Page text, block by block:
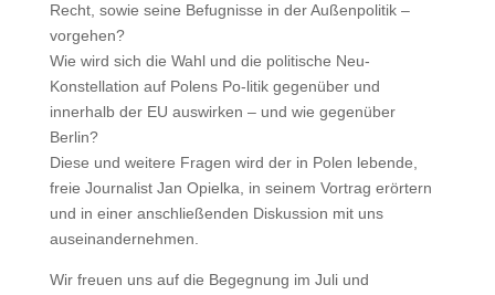
Recht, sowie seine Befugnisse in der Außenpolitik –
vorgehen?
Wie wird sich die Wahl und die politische Neu-
Konstellation auf Polens Po-litik gegenüber und
innerhalb der EU auswirken – und wie gegenüber
Berlin?
Diese und weitere Fragen wird der in Polen lebende,
freie Journalist Jan Opielka, in seinem Vortrag erörtern
und in einer anschließenden Diskussion mit uns
auseinandernehmen.
Wir freuen uns auf die Begegnung im Juli und